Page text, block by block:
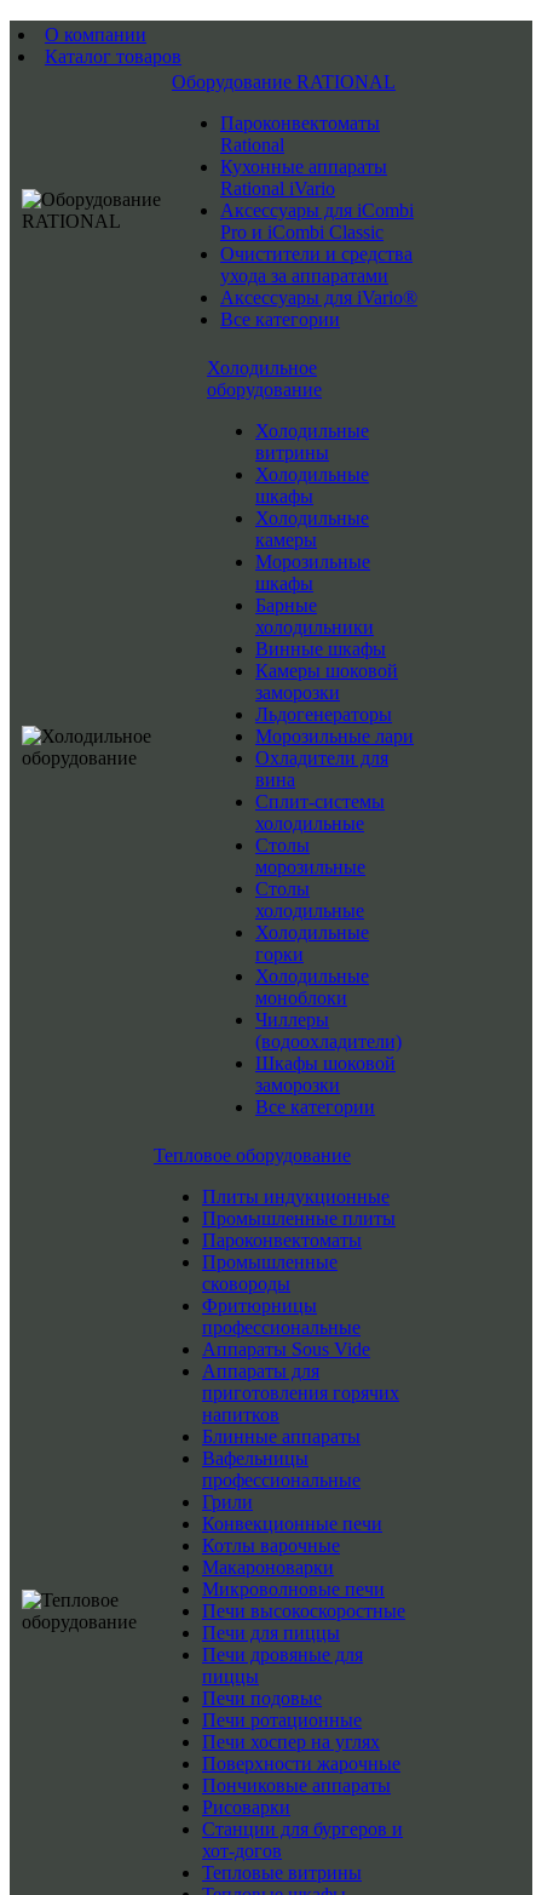
О компании
Каталог товаров
Оборудование RATIONAL
Пароконвектоматы
Rational
Кухонные аппараты
Rational iVario
Аксессуары для iCombi
Pro и iCombi Classic
Очистители и средства
ухода за аппаратами
Аксессуары для iVario®
Все категории
Холодильное
оборудование
Холодильные
витрины
Холодильные
шкафы
Холодильные
камеры
Морозильные
шкафы
Барные
холодильники
Винные шкафы
Камеры шоковой
заморозки
Льдогенераторы
Морозильные лари
Охладители для
вина
Сплит-системы
холодильные
Столы
морозильные
Столы
холодильные
Холодильные
горки
Холодильные
моноблоки
Чиллеры
(водоохладители)
Шкафы шоковой
заморозки
Все категории
Тепловое оборудование
Плиты индукционные
Промышленные плиты
Пароконвектоматы
Промышленные
сковороды
Фритюрницы
профессиональные
Аппараты Sous Vide
Аппараты для
приготовления горячих
напитков
Блинные аппараты
Вафельницы
профессиональные
Грили
Конвекционные печи
Котлы варочные
Макароноварки
Микроволновые печи
Печи высокоскоростные
Печи для пиццы
Печи дровяные для
пиццы
Печи подовые
Печи ротационные
Печи хоспер на углях
Поверхности жарочные
Пончиковые аппараты
Рисоварки
Станции для бургеров и
хот-догов
Тепловые витрины